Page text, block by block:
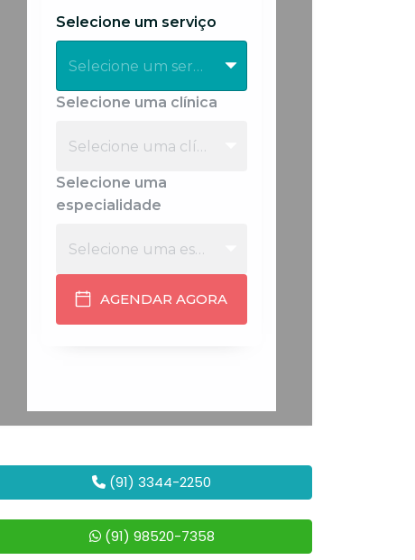
(91) 3344-2250
(91) 98520-7358